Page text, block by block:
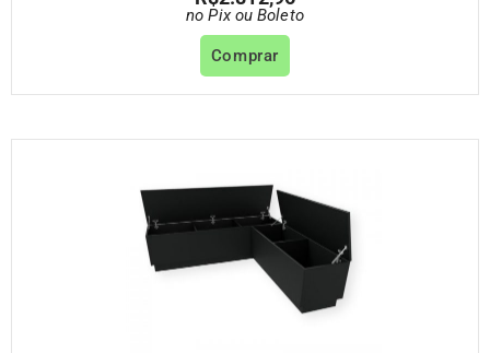
no Pix ou Boleto
Comprar